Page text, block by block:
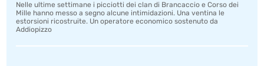
Nelle ultime settimane i picciotti dei clan di Brancaccio e Corso dei
Mille hanno messo a segno alcune intimidazioni. Una ventina le
estorsioni ricostruite. Un operatore economico sostenuto da
Addiopizzo